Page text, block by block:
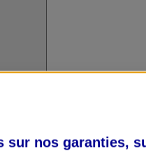
sur nos garanties,